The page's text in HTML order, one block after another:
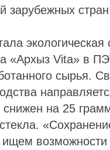
зарубежных
«Архыз Vita» в
сырья.
снижен на 25
возможности